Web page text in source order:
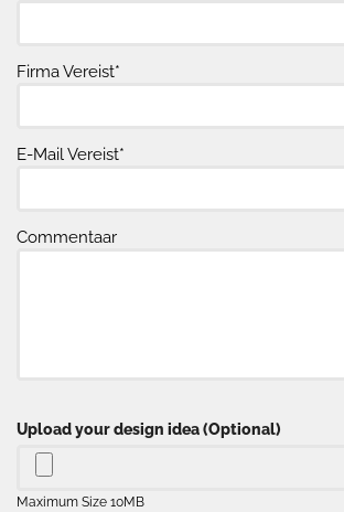
Firma Vereist*
E-Mail Vereist*
Commentaar
Upload your design idea (Optional)
Maximum Size 10MB